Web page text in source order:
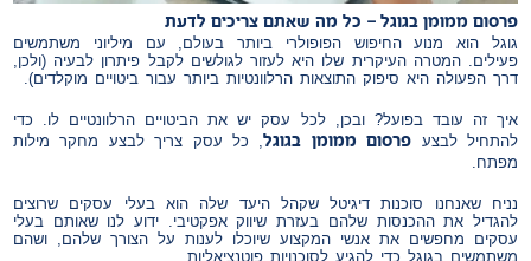
פרסום ממומן בגוגל – כל מה שאתם צריכים לדעת
גוגל הוא מנוע החיפוש הפופולרי ביותר בעולם, עם מיליוני משתמשים
פעילים. המטרה העיקרית שלו היא לעזור לגולשים לקבל פיתרון לבעיה (ולכן,
דרך הפעולה היא סיפוק התוצאות הרלוונטיות ביותר עבור ביטויים מוקלדים).
איך זה עובד בפועל? ובכן, לכל עסק יש את הביטויים הרלוונטיים לו. כדי
להתחיל לבצע פרסום ממומן בגוגל, כל עסק צריך לבצע מחקר מילות
מפתח.
נניח שאנחנו סוכנות דיגיטל שקהל היעד שלה הוא בעלי עסקים שרוצים
להגדיל את ההכנסות שלהם בעזרת שיווק אפקטיבי. ידוע לנו שאותם בעלי
עסקים מחפשים את אנשי המקצוע שיוכלו לענות על הצורך שלהם, ושהם
משתמשים בגוגל כדי להגיע לסוכנויות פוטנציאליות.